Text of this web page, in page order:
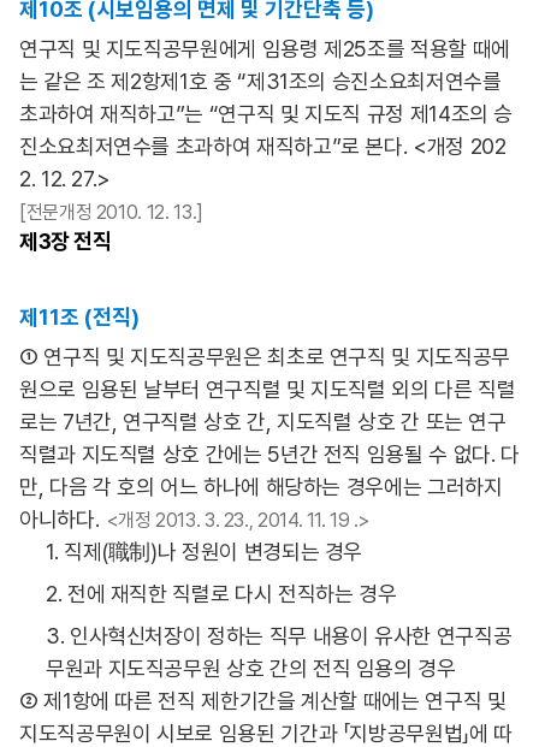
제10조 (시보임용의 면제 및 기간단축 등)
연구직 및 지도직공무원에게 임용령 제25조를 적용할 때에
는 같은 조 제2항제1호 중 “제31조의 승진소요최저연수를
초과하여 재직하고”는 “연구직 및 지도직 규정 제14조의 승
진소요최저연수를 초과하여 재직하고”로 본다. <개정 202
2. 12. 27.>
[전문개정 2010. 12. 13.]
제3장전직
제11조 (전직)
① 연구직 및 지도직공무원은 최초로 연구직 및 지도직공무
원으로 임용된 날부터 연구직렬 및 지도직렬 외의 다른 직렬
로는 7년간, 연구직렬 상호 간, 지도직렬 상호 간 또는 연구
직렬과 지도직렬 상호 간에는 5년간 전직 임용될 수 없다. 다
만, 다음 각 호의 어느 하나에 해당하는 경우에는 그러하지
아니하다. <개정 2013. 3. 23., 2014. 11. 19 .>
1. 직제(職制)나 정원이 변경되는 경우
2. 전에 재직한 직렬로 다시 전직하는 경우
3. 인사혁신처장이 정하는 직무 내용이 유사한 연구직공
무원과 지도직공무원 상호 간의 전직 임용의 경우
② 제1항에 따른 전직 제한기간을 계산할 때에는 연구직 및
지도직공무원이 시보로 임용된 기간과 「지방공무원법」에 따